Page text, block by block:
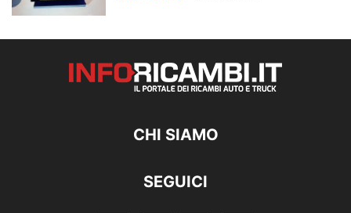
CHI SIAMO
SEGUICI